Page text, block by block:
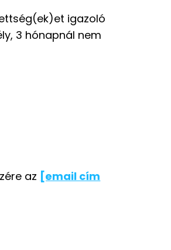
igazoló
3 hónapnál nem
az [email cím